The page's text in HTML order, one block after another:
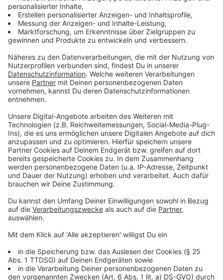
Ministerpräsident Armin Laschet: "Gerade nach der
heutigen Einstufung der Niederlande als
Hochinzidenzgebiet müssen wir den Grenzverkehr auf
trotzdem reisen müssen, haben wir klare Regeln
geschaffen. Die Testpflicht für Einreisende ist ein
wichtiger Baustein in der Pandemiebekämpfung. Tests
helfen, Infektionen zu entdecken und die
grenzüberschreitenden Lebensalltag von Pendlern
haben wir eine Lösung gefunden, die sowohl der
pandemischen Lage als auch der Lebenswirklichkeit
der Menschen gerecht wird." Nordrhein-Westfalen
arbeitet gemeinsam mit seinen europäischen Nachbarn
in der von Ministerpräsident Laschet ins Leben
gerufenen "Cross Border Taskforce Corona", um die
Fragen zu klären, die die Entscheidung der
Bundesregierung nach sich zieht. Ministerpräsident
Force, die wir vor einem Jahr gegründet haben. Wir
stehen im engen Austausch mit unseren
niederländischen Freunden, um alle aufkommenden
Fragen und Probleme schnell zu lösen."